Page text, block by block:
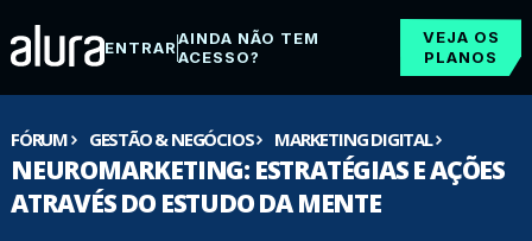
ENTRARAINDA NÃO TEM
ACESSO?
VEJA OS
PLANOS
FÓRUM GESTÃO & NEGÓCIOS MARKETING DIGITAL
NEUROMARKETING: ESTRATÉGIAS E AÇÕES
ATRAVÉS DO ESTUDO DA MENTE